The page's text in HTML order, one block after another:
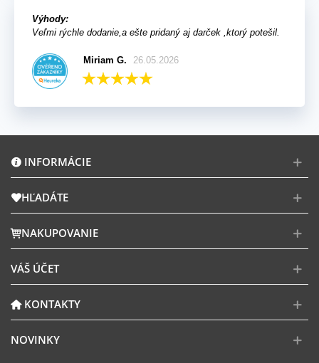
Výhody:
Veľmi rýchle dodanie,a ešte pridaný aj darček ,ktorý potešil.
Miriam G. 26.05.2026
INFORMÁCIE
HĽADÁTE
NAKUPOVANIE
VÁŠ ÚČET
KONTAKTY
NOVINKY